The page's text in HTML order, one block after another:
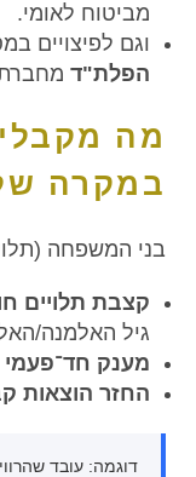
מביטוח לאומי.
וגם לפיצויים
הפלת"ד
מה
במקרה
בני המשפחה
קצבת תלויים
גיל האלמנה/
מענק חד־פעמי
החזר הוצאות